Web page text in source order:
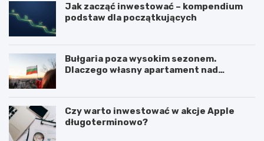
Jak zacząć inwestować – kompendium
podstaw dla początkujących
Bułgaria poza wysokim sezonem.
Dlaczego własny apartament nad
Czy warto inwestować w akcje Apple
długoterminowo?